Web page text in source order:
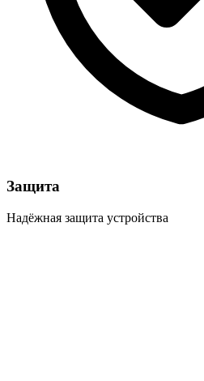
Защита
Надёжная защита устройства